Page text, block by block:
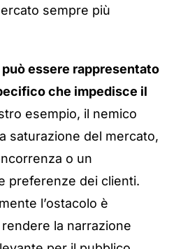
sempre più
essere rappresentato
che impedisce il
esempio, il nemico
saturazione del mercato,
o un
preferenze dei clienti.
l’ostacolo è
la narrazione